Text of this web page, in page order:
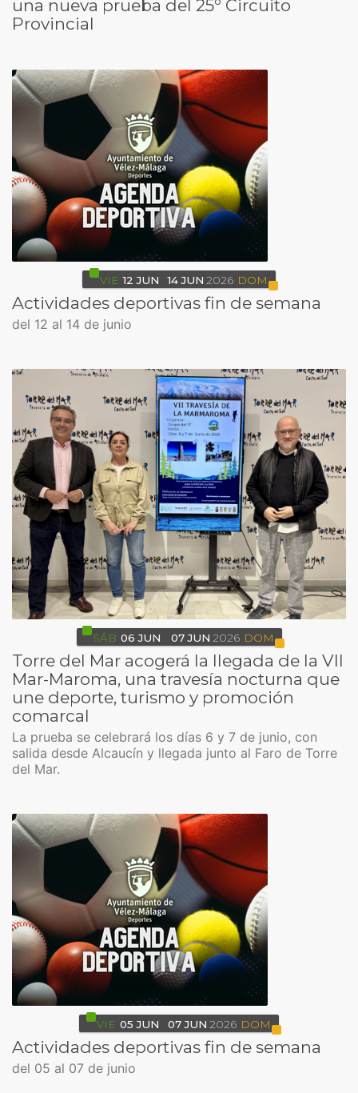
una nueva prueba del 25º Circuito
Provincial
VIE 12 JUN 14JUN 2026 DOM
Actividades deportivas fin de semana
del 12 al 14 de junio
SÁB 06 JUN 07 JUN 2026 DOM
Torre del Mar acogerá la llegada de la VII
Mar-Maroma, una travesía nocturna que
une deporte, turismo y promoción
comarcal
La prueba se celebrará los días 6 y 7 de junio, con
salida desde Alcaucín y llegada junto al Faro de Torre
del Mar.
VIE 05 JUN 07JUN 2026 DOM
Actividades deportivas fin de semana
del 05 al 07 de junio